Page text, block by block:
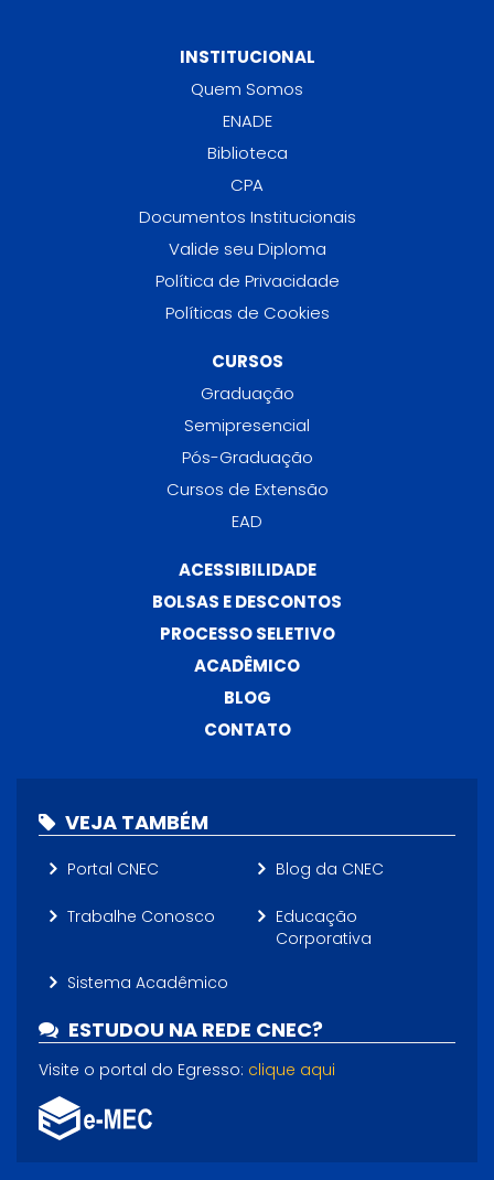
INSTITUCIONAL
Quem Somos
ENADE
Biblioteca
CPA
Documentos Institucionais
Valide seu Diploma
Política de Privacidade
Políticas de Cookies
CURSOS
Graduação
Semipresencial
Pós-Graduação
Cursos de Extensão
EAD
ACESSIBILIDADE
BOLSAS E DESCONTOS
PROCESSO SELETIVO
ACADÊMICO
BLOG
CONTATO
VEJA TAMBÉM
Portal CNEC Blog da CNEC
Trabalhe Conosco
Educação
Corporativa
Sistema Acadêmico
ESTUDOU NA REDE CNEC?
Visite o portal do Egresso: clique aqui